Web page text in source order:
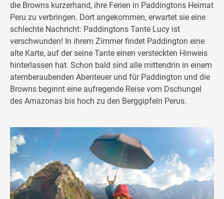
die Browns kurzerhand, ihre Ferien in Paddingtons Heimat
Peru zu verbringen. Dort angekommen, erwartet sie eine
schlechte Nachricht: Paddingtons Tante Lucy ist
verschwunden! In ihrem Zimmer findet Paddington eine
alte Karte, auf der seine Tante einen versteckten Hinweis
hinterlassen hat. Schon bald sind alle mittendrin in einem
atemberaubenden Abenteuer und für Paddington und die
Browns beginnt eine aufregende Reise vom Dschungel
des Amazonas bis hoch zu den Berggipfeln Perus.